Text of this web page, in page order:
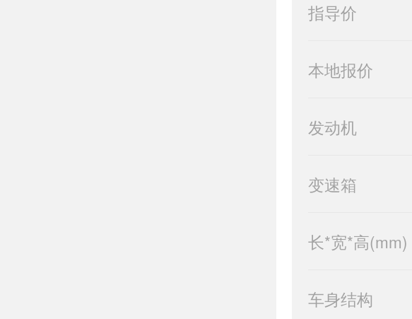
指导价
本地报价
发动机
变速箱
长*宽*高(mm)
车身结构